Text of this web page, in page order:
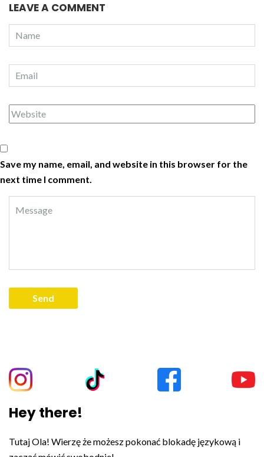
LEAVE A COMMENT
Save my name, email, and website in this browser for the
next time I comment.
Hey there!
Tutaj Ola! Wierzę że możesz pokonać blokadę językową i